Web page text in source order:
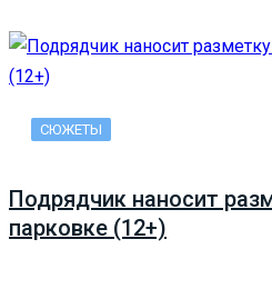
СЮЖЕТЫ
Подрядчик наносит
парковке (12+)